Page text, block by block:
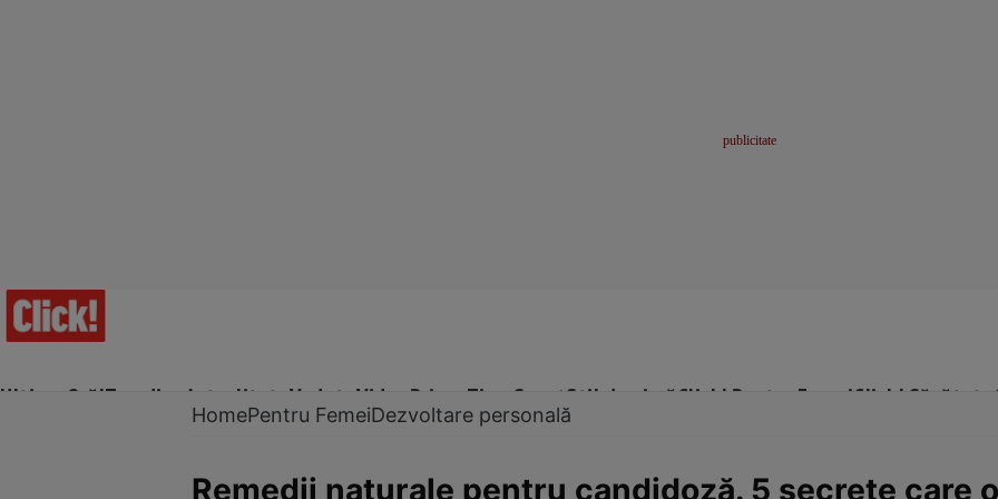
Ultima Oră!Trending Actualitate Vedete Video Prime Time SportStil de viațăClick! Pentru FemeiClick! Sănătate
HomePentru FemeiDezvoltare personală
Remedii naturale pentru candidoză. 5 secrete care